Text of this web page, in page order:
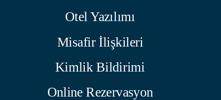
Otel Yazılımı
Misafir İlişkileri
Kimlik Bildirimi
Online Rezervasyon